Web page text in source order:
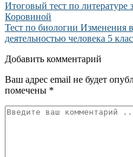
Итоговый тест по литературе
Коровиной
Тест по биологии Изменения
деятельностью человека 5
Добавить комментарий
Ваш адрес email не будет
помечены *